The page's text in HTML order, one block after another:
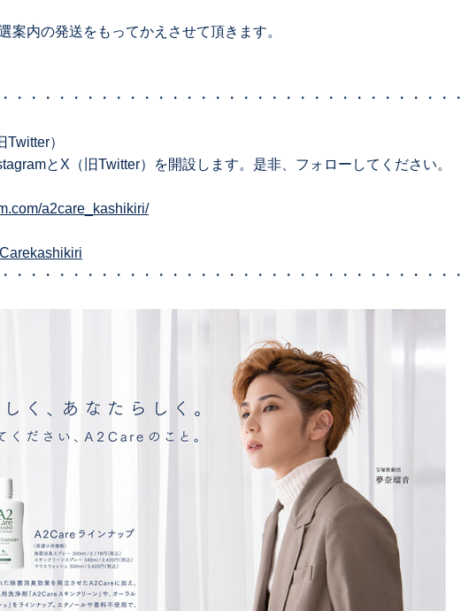
案内の発送をもってかえさせて頂きます。
・・・・・・・・・・・・・・・・・・・・・・・・・・・・・・・・
）
とX（旧Twitter）を開設します。是非、フォローしてください。
a2care_kashikiri/
・・・・・・・・・・・・・・・・・・・・・・・・・・・・・・・・